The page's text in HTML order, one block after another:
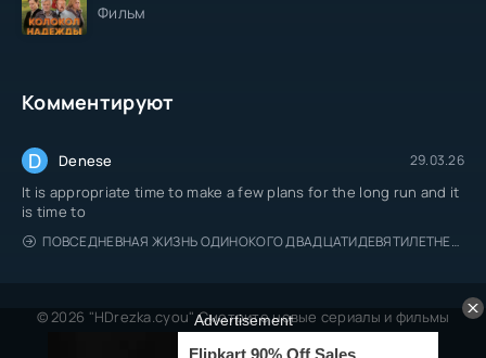
Фильм
Комментируют
D Denese 29.03.26
It is appropriate time to make a few plans for the long run and it
is time to
ПОВСЕДНЕВНАЯ ЖИЗНЬ ОДИНОКОГО ДВАДЦАТИДЕВЯТИЛЕТНЕГО АВАНТЮРИСТА
© 2026 "HDrezka.cyou" Смотрите новые сериалы и фильмы